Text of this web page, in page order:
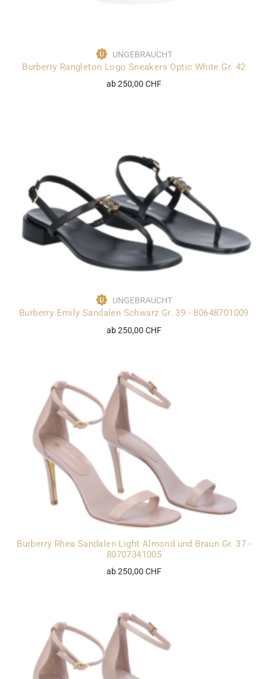
UNGEBRAUCHT
Burberry Rangleton Logo Sneakers Optic White Gr. 42
ab 250,00 CHF
UNGEBRAUCHT
Burberry Emily Sandalen Schwarz Gr. 39 - 80648701009
ab 250,00 CHF
Burberry Rhea Sandalen Light Almond und Braun Gr. 37 -
80707341005
ab 250,00 CHF